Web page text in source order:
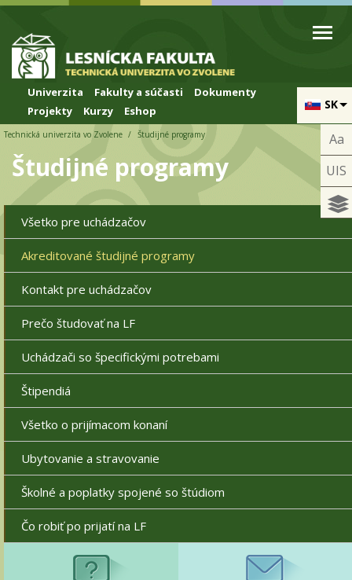
Skip to cookies
Skip to navigation
Skočiť na hlavný obsah
SK
Univerzita Fakulty a súčasti
Dokumenty
Projekty
Kurzy Eshop
Aa
UIS
Technická univerzita vo Zvolene Študijné programy
Študijné programy
Všetko pre uchádzačov
Akreditované študijné programy
Kontakt pre uchádzačov
Prečo študovať na LF
Uchádzači so špecifickými potrebami
Štipendiá
Všetko o prijímacom konaní
Ubytovanie a stravovanie
Školné a poplatky spojené so štúdiom
Čo robiť po prijatí na LF